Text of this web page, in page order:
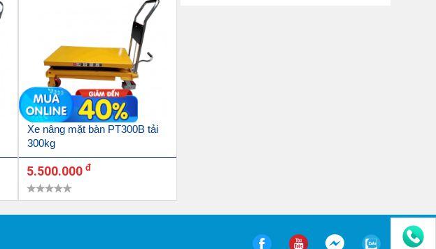
Xe nâng mặt bàn PT300B tải
300kg
5.500.000đ